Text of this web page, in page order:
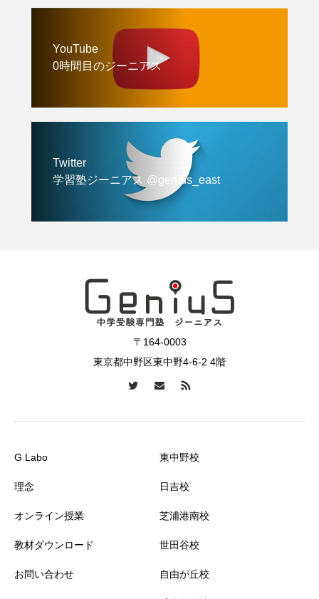
YouTube
0時間目のジーニアス
Twitter
学習塾ジーニアス @genius_east
〒164-0003
東京都中野区東中野4-6-2 4階
G Labo
理念
オンライン授業
教材ダウンロード
お問い合わせ
東中野校
日吉校
芝浦港南校
世田谷校
自由が丘校